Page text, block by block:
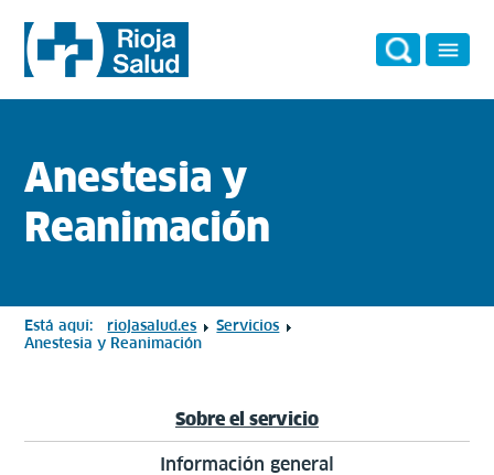
Anestesia y
Reanimación
Está aquí: riojasalud.es
Servicios
Anestesia y Reanimación
Sobre el servicio
Información general